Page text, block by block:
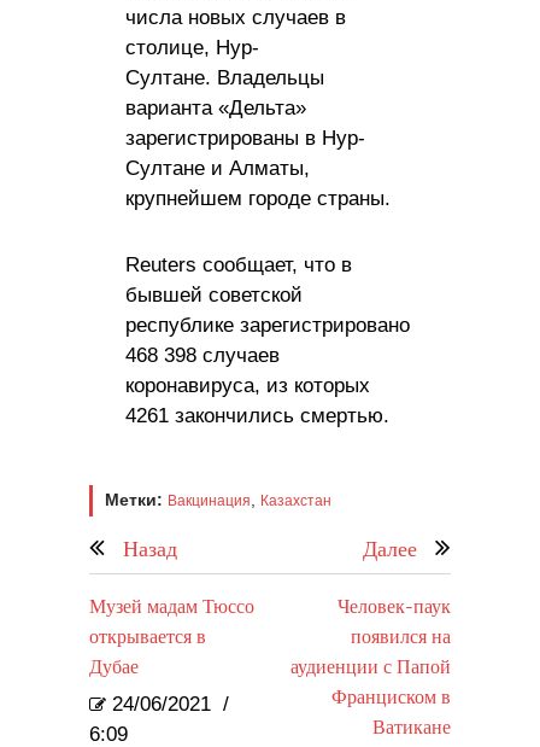
числа новых случаев в
столице, Нур-
Султане. Владельцы
варианта «Дельта»
зарегистрированы в Нур-
Султане и Алматы,
крупнейшем городе страны.
Reuters сообщает, что в
бывшей советской
республике зарегистрировано
468 398 случаев
коронавируса, из которых
4261 закончились смертью.
Метки: Вакцинация Казахстан
Назад Далее
Музей мадам Тюссо
открывается в
Дубае
24/06/2021 /
6:09
Человек-паук
появился на
аудиенции с Папой
Франциском в
Ватикане